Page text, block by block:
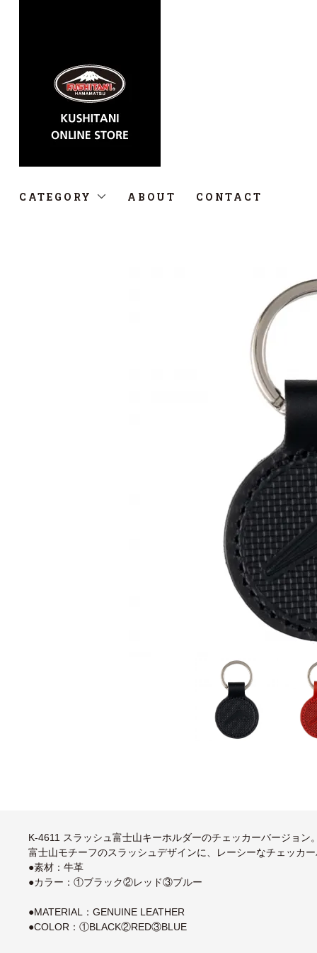
CATEGORY ABOUT CONTACT
K-4611 スラッシュ富士山キーホルダーのチェッカーバージョン。
富士山モチーフのスラッシュデザインに、レーシーなチェッカ
●素材：牛革
●カラー：①ブラック②レッド③ブルー
●MATERIAL：GENUINE LEATHER
●COLOR：①BLACK②RED③BLUE